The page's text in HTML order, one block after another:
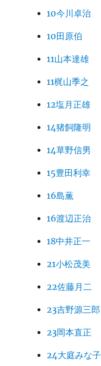
10今川卓治
10田原伯
11山本達雄
11梶山季之
12塩月正雄
14猪飼隆明
14草野信男
15豊田利幸
16島薫
16渡辺正治
18中井正一
21小松茂美
22佐藤月二
23吉野源三郎
23岡本直正
24大庭みな子